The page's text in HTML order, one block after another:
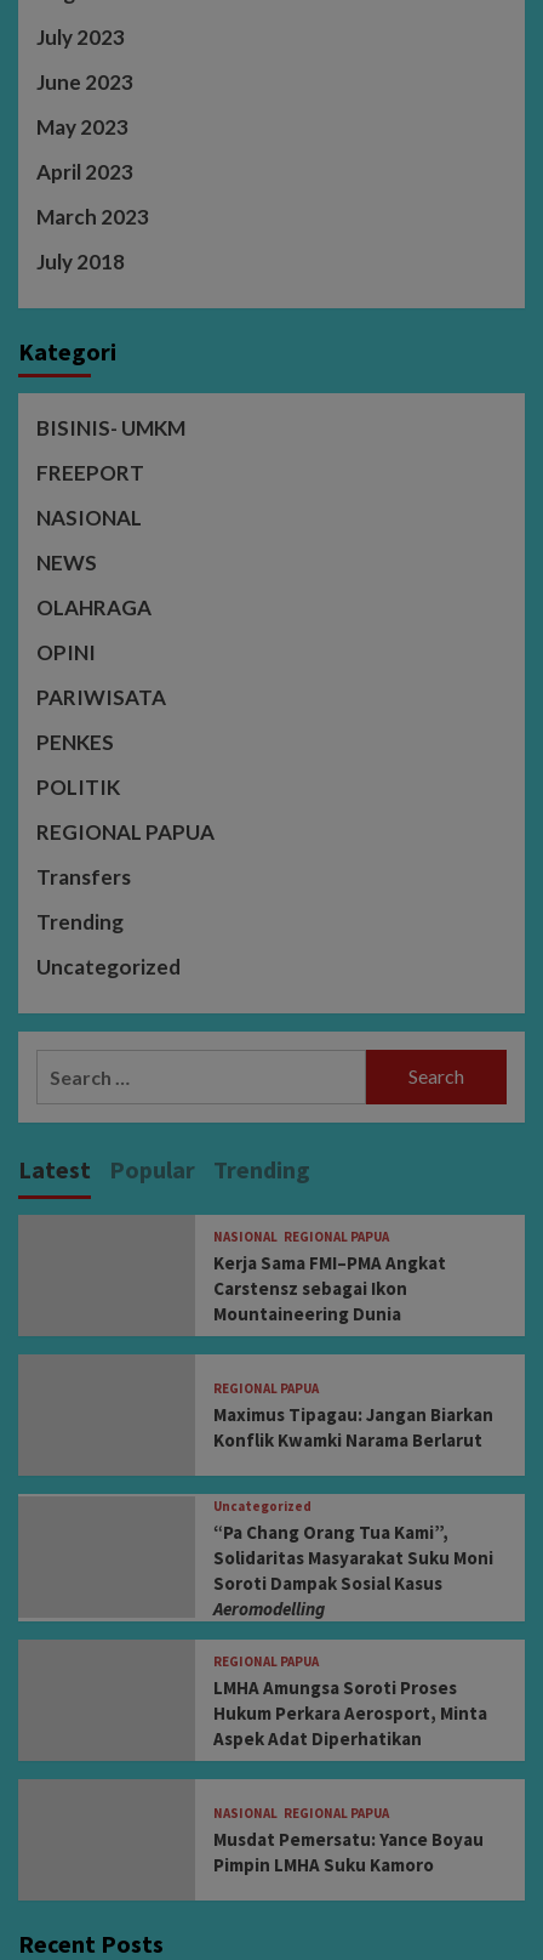
July 2023
June 2023
May 2023
April 2023
March 2023
July 2018
Kategori
BISINIS- UMKM
FREEPORT
NASIONAL
NEWS
OLAHRAGA
OPINI
PARIWISATA
PENKES
POLITIK
REGIONAL PAPUA
Transfers
Trending
Uncategorized
Latest Popular Trending
NASIONAL REGIONAL PAPUA
Kerja Sama FMI–PMA Angkat
Carstensz sebagai Ikon
Mountaineering Dunia
REGIONAL PAPUA
Maximus Tipagau: Jangan Biarkan
Konflik Kwamki Narama Berlarut
Uncategorized
“Pa Chang Orang Tua Kami”,
Solidaritas Masyarakat Suku Moni
Soroti Dampak Sosial Kasus
Aeromodelling
REGIONAL PAPUA
LMHA Amungsa Soroti Proses
Hukum Perkara Aerosport, Minta
Aspek Adat Diperhatikan
NASIONAL REGIONAL PAPUA
Musdat Pemersatu: Yance Boyau
Pimpin LMHA Suku Kamoro
Recent Posts